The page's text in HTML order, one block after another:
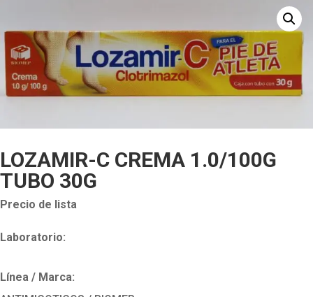
LOZAMIR-C CREMA 1.0/100G
TUBO 30G
Precio de lista
Laboratorio:
Línea / Marca: